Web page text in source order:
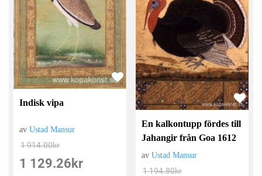
Indisk vipa
avUstad Mansur
1 914.00kr
1 129.26 kr
En kalkontupp fördes till
Jahangir från Goa 1612
avUstad Mansur
1 194.80kr